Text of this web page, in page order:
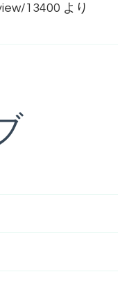
13400 より